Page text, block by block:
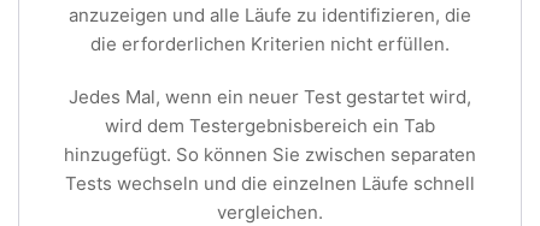
anzuzeigen und alle Läufe zu identifizieren, die
die erforderlichen Kriterien nicht erfüllen.
Jedes Mal, wenn ein neuer Test gestartet wird,
wird dem Testergebnisbereich ein Tab
hinzugefügt. So können Sie zwischen separaten
Tests wechseln und die einzelnen Läufe schnell
vergleichen.